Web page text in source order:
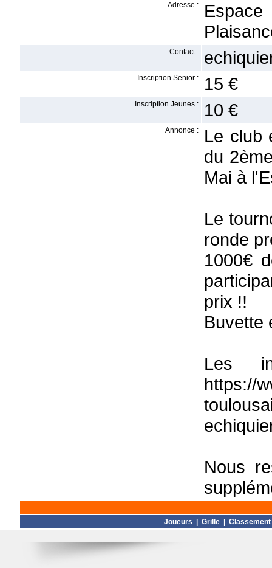
Adresse :
Contact :
Inscription Senior : 15 €
Inscription Jeunes : 10 €
Annonce :
Le club
du
Mai à
Le
ronde
1000€
prix !!
Buvette
Les
https://
Nous
Joueurs Grille Classement